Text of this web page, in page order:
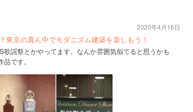
東京の真ん中でモダニズム建築を楽しもう！
謡祭とかやってます。なんか雰囲気似てると思うかも
です。
2020年4月16日